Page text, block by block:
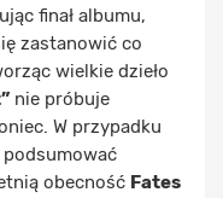
finał albumu,
zastanowić co
wielkie dzieło
nie próbuje
W przypadku
podsumować
obecność Fates